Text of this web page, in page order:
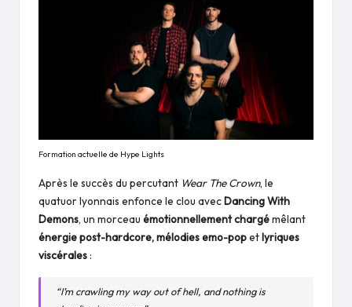
Formation actuelle de Hype Lights
Après le succès du percutant Wear The Crown, le
quatuor lyonnais enfonce le clou avecDancing With
Demons, un morceau émotionnellement chargémêlant
énergie post-hardcore, mélodies emo-popetlyriques
viscérales :
“I’m crawling my way out of hell, and nothing is